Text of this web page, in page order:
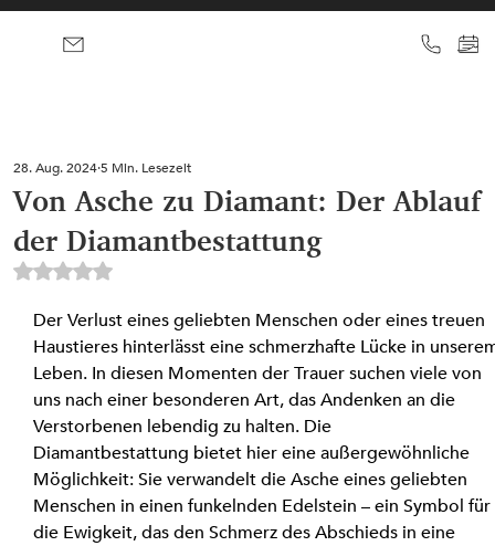
Von Asche zu Diamant: Der Ablauf
der Diamantbestattung
28. Aug. 2024 5 Min. Lesezeit
Mit NaN von 5 Sternen bewertet.
Der Verlust eines geliebten Menschen oder eines treuen
Haustieres hinterlässt eine schmerzhafte Lücke in
Leben. In diesen Momenten der Trauer suchen viele von
uns nach einer besonderen Art, das Andenken an die
Verstorbenen lebendig zu halten. Die
Diamantbestattung bietet hier eine außergewöhnliche
Möglichkeit: Sie verwandelt die Asche eines geliebten
Menschen in einen funkelnden Edelstein – ein Symbol für
die Ewigkeit, das den Schmerz des Abschieds in eine